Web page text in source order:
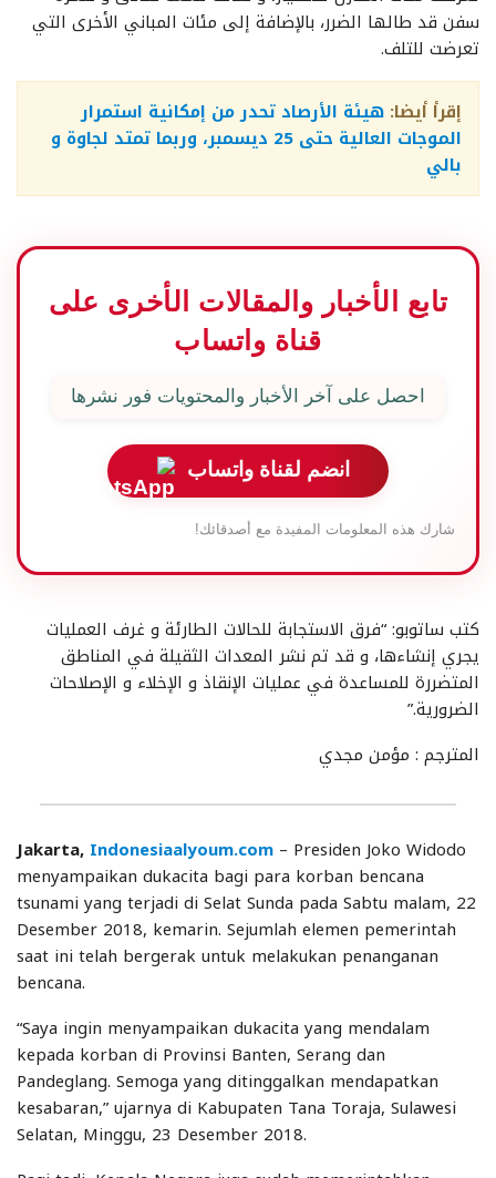
سفن قد طالها الضرر، بالإضافة إلى مئات المباني الأخرى التي
تعرضت للتلف.
إقرأ أيضا: هيئة الأرصاد تحدر من إمكانية استمرار
الموجات العالية حتى 25 ديسمبر، وربما تمتد لجاوة و
بالي
تابع الأخبار والمقالات الأخرى على
قناة واتساب
احصل على آخر الأخبار والمحتويات فور نشرها
انضم لقناة واتساب
شارك هذه المعلومات المفيدة مع أصدقائك!
كتب ساتوبو: “فرق الاستجابة للحالات الطارئة و غرف العمليات
يجري إنشاءها، و قد تم نشر المعدات الثقيلة في المناطق
المتضررة للمساعدة في عمليات الإنقاذ و الإخلاء و الإصلاحات
الضرورية.”
المترجم : مؤمن مجدي
Jakarta, Indonesiaalyoum.com – Presiden Joko Widodo
menyampaikan dukacita bagi para korban bencana
tsunami yang terjadi di Selat Sunda pada Sabtu malam, 22
Desember 2018, kemarin. Sejumlah elemen pemerintah
saat ini telah bergerak untuk melakukan penanganan
bencana.
“Saya ingin menyampaikan dukacita yang mendalam
kepada korban di Provinsi Banten, Serang dan
Pandeglang. Semoga yang ditinggalkan mendapatkan
kesabaran,” ujarnya di Kabupaten Tana Toraja, Sulawesi
Selatan, Minggu, 23 Desember 2018.